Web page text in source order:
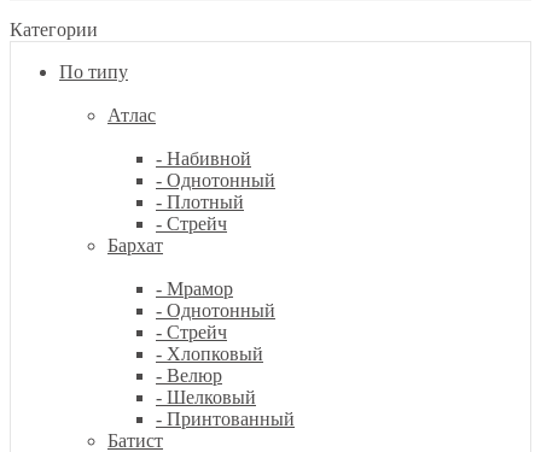
Категории
По типу
Атлас
- Набивной
- Однотонный
- Плотный
- Стрейч
Бархат
- Мрамор
- Однотонный
- Стрейч
- Хлопковый
- Велюр
- Шелковый
- Принтованный
Батист